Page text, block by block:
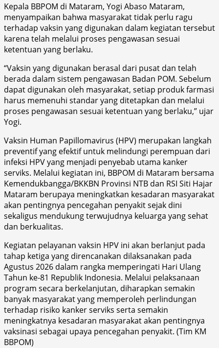
Kepala BBPOM di Mataram, Yogi Abaso Mataram,
menyampaikan bahwa masyarakat tidak perlu ragu
terhadap vaksin yang digunakan dalam kegiatan tersebut
karena telah melalui proses pengawasan sesuai
ketentuan yang berlaku.
“Vaksin yang digunakan berasal dari pusat dan telah
berada dalam sistem pengawasan Badan POM. Sebelum
dapat digunakan oleh masyarakat, setiap produk farmasi
harus memenuhi standar yang ditetapkan dan melalui
proses pengawasan sesuai ketentuan yang berlaku,” ujar
Yogi.
Vaksin Human Papillomavirus (HPV) merupakan langkah
preventif yang efektif untuk melindungi perempuan dari
infeksi HPV yang menjadi penyebab utama kanker
serviks. Melalui kegiatan ini, BBPOM di Mataram bersama
Kemendukbangga/BKKBN Provinsi NTB dan RSI Siti Hajar
Mataram berupaya meningkatkan kesadaran masyarakat
akan pentingnya pencegahan penyakit sejak dini
sekaligus mendukung terwujudnya keluarga yang sehat
dan berkualitas.
Kegiatan pelayanan vaksin HPV ini akan berlanjut pada
tahap ketiga yang direncanakan dilaksanakan pada
Agustus 2026 dalam rangka memperingati Hari Ulang
Tahun ke-81 Republik Indonesia. Melalui pelaksanaan
program secara berkelanjutan, diharapkan semakin
banyak masyarakat yang memperoleh perlindungan
terhadap risiko kanker serviks serta semakin
meningkatnya kesadaran masyarakat akan pentingnya
vaksinasi sebagai upaya pencegahan penyakit. (Tim KM
BBPOM)